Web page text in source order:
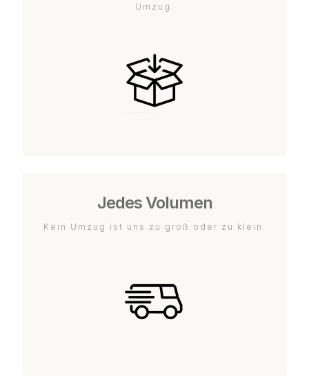
Umzug.
Jedes Volumen
Kein Umzug ist uns zu groß oder zu klein.